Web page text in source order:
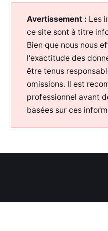
Avertissement : Les
ce site sont à titre
Bien que nous nous
l'exactitude des
être tenus
omissions. Il est
professionnel avant
basées sur ces